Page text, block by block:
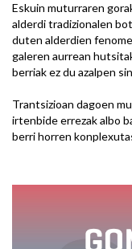
Eskuin muturraren
alderdi tradizionalen
duten alderdien
galeren aurrean
berriak ez du azalpen
Trantsizioan dagoen
irtenbide errezak albo
berri horren